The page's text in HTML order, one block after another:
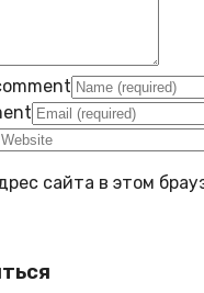
сайта в этом